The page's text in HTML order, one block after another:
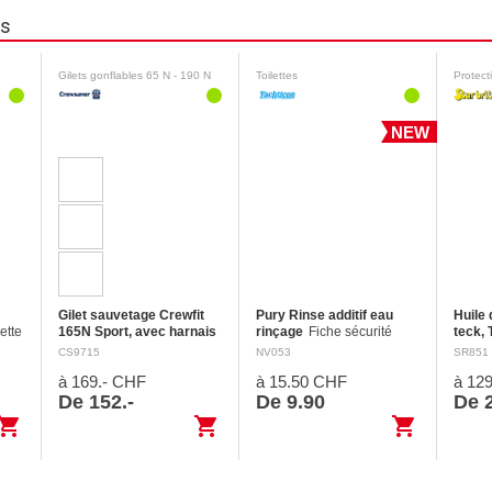
Gilets gonflables 65 N - 190 N
Gilet sauvetage Crewfit
165N Sport, avec harnais
Le gilet de sauvetage
utilise la dernière
technologie 3D pour
assurer un niveau de
confort maximal. C’est le
CS9715
à 169.- CHF
De 152.-
shopping_cart
Toilettes
NEW
Pury Rinse additif eau
rinçage Fiche sécurité
Nettoie les réservoirs d'eau
mobiles avec de l'acide
citrique. Assure une odeur
fraîche grâce à l'huile de…
NV053
à 15.50 CHF
De 9.90
shopping_cart
Huile
teck,
mortel
de
SR851
à
De